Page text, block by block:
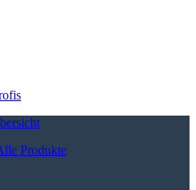
Produkte